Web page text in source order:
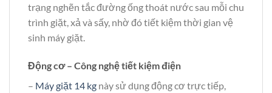
trạng nghẽn tắc đường ống thoát nước sau mỗi chu
trình giặt, xả và sấy, nhờ đó tiết kiệm thời gian vệ
sinh máy giặt.
Động cơ – Công nghệ tiết kiệm điện
– Máy giặt 14 kg này sử dụng động cơ trực tiếp,